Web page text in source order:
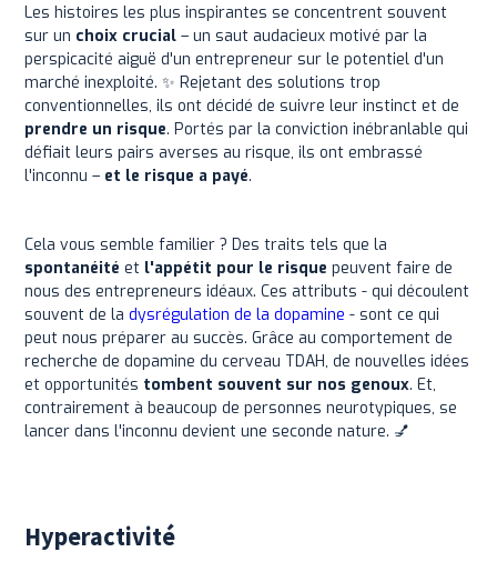
Les histoires les plus inspirantes se concentrent souvent
sur un choix crucial – un saut audacieux motivé par la
perspicacité aiguë d'un entrepreneur sur le potentiel d'un
marché inexploité. ✨ Rejetant des solutions trop
conventionnelles, ils ont décidé de suivre leur instinct et de
prendre un risque. Portés par la conviction inébranlable qui
défiait leurs pairs averses au risque, ils ont embrassé
l'inconnu – et le risque a payé.
Cela vous semble familier ? Des traits tels que la
spontanéité et l'appétit pour le risquepeuvent faire de
nous des entrepreneurs idéaux. Ces attributs - qui découlent
souvent de ladysrégulation de la dopamine - sont ce qui
peut nous préparer au succès. Grâce au comportement de
recherche de dopamine du cerveau TDAH, de nouvelles idées
et opportunités tombent souvent sur nos genoux. Et,
contrairement à beaucoup de personnes neurotypiques, se
lancer dans l'inconnu devient une seconde nature. 💅
Hyperactivité